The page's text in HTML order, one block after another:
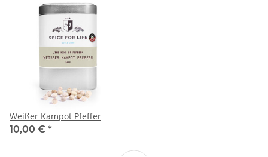
Weißer Kampot Pfeffer
10,00 € *